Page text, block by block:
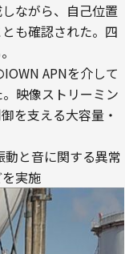
ながら、自己位置
も確認された。四
APNを介して
映像ストリーミン
を支える大容量・
と音に関する異常